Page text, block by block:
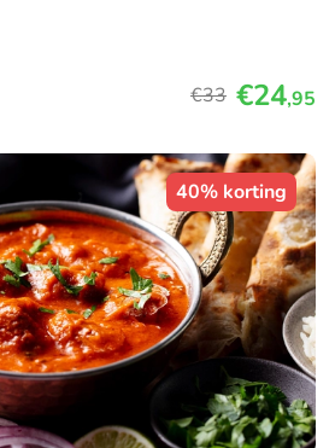
€33 €24,95
40% korting